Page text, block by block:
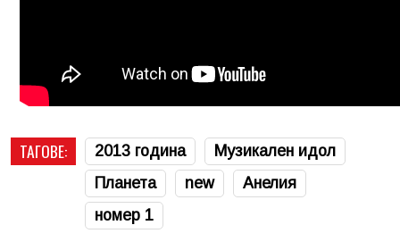
ТАГОВЕ: 2013 година
Музикален идол
Планета
new
Анелия
номер 1